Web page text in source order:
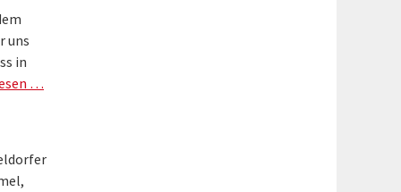
uns
in
…